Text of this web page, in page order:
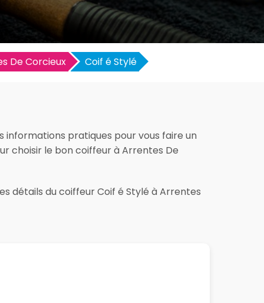
De Corcieux Coif é Stylé
informations pratiques pour vous faire un
choisir le bon coiffeur à Arrentes De
détails du coiffeur Coif é Stylé à Arrentes